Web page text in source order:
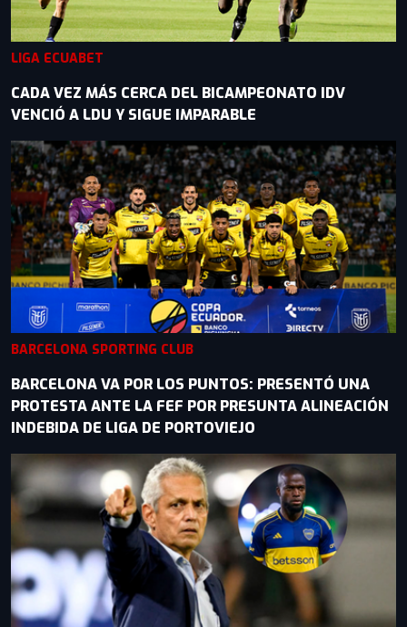
LIGA ECUABET
CADA VEZ MÁS CERCA DEL BICAMPEONATO IDV
VENCIÓ A LDU Y SIGUE IMPARABLE
BARCELONA SPORTING CLUB
BARCELONA VA POR LOS PUNTOS: PRESENTÓ UNA
PROTESTA ANTE LA FEF POR PRESUNTA ALINEACIÓN
INDEBIDA DE LIGA DE PORTOVIEJO